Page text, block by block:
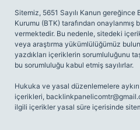
Sitemiz, 5651 Sayılı Kanun
Kurumu (BTK) tarafından onaylanmış
vermektedir. Bu nedenle, sitedeki
veya araştırma yükümlülüğümüz
yazdıkları içeriklerin sorumluluğunu
bu sorumluluğu kabul etmiş sayılırlar.
Hukuka ve yasal düzenlemelere
içerikleri,
ilgili içerikler yasal süre içerisinde